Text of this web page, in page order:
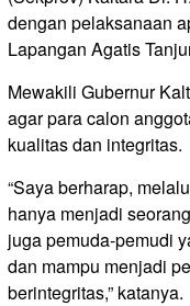
dengan pelaksanaan
Lapangan Agatis
Mewakili Gubernur
agar para calon
kualitas dan integritas.
“Saya berharap,
hanya menjadi
juga pemuda-pemudi
dan mampu menjadi
berintegritas,” katanya.